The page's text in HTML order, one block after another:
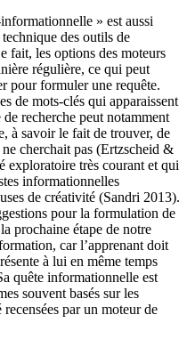
» est aussi
des outils de
fait, les options des moteurs
régulière, ce qui peut
pour formuler une requête.
de mots-clés qui apparaissent
recherche peut notamment
à savoir le fait de trouver, de
cherchait pas (Ertzscheid &
exploratoire très courant et qui
informationnelles
de créativité (Sandri 2013).
pour la formulation de
prochaine étape de notre
car l’apprenant doit
à lui en même temps
quête informationnelle est
souvent basés sur les
par un moteur de